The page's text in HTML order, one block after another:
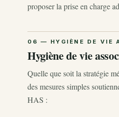
proposer la prise en charge
Hygiène de vie
Quelle que soit la stratégie
des mesures simples
HAS :